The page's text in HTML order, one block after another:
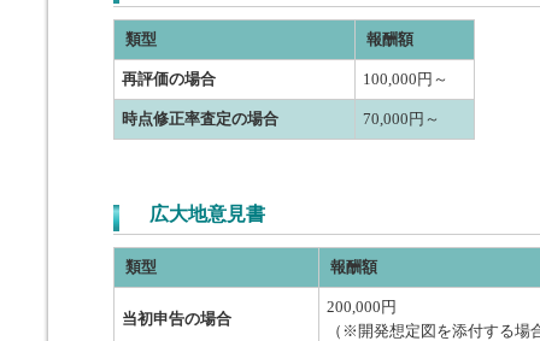
類型 報酬額
再評価の場合 100,000円～
時点修正率査定の場合 70,000円～
広大地意見書
類型 報酬額
当初申告の場合
200,000円
（※開発想定図を添付する場